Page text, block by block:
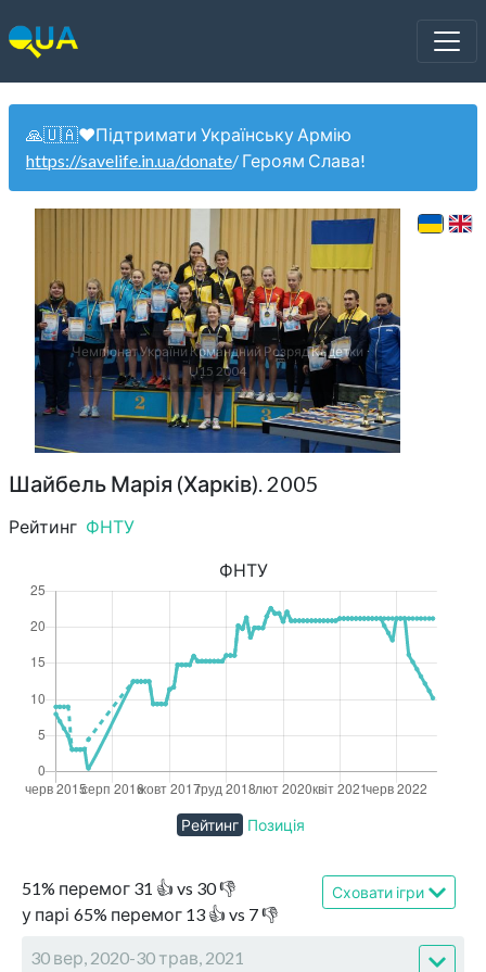
🙏🇺🇦❤️Підтримати Українську Армію
https://savelife.in.ua/donate/ Героям Слава!
Чемпіонат України Командний Розряд Кадетки
U15 2004
Шайбель Марія (Харків). 2005
Рейтинг ФНТУ
51% перемог 31 👍 vs 30👎
у парі 65% перемог 13 👍 vs 7👎
Сховати ігри
30 вер, 2020-30 трав, 2021
ФНТУ
Рейтинг Позиція